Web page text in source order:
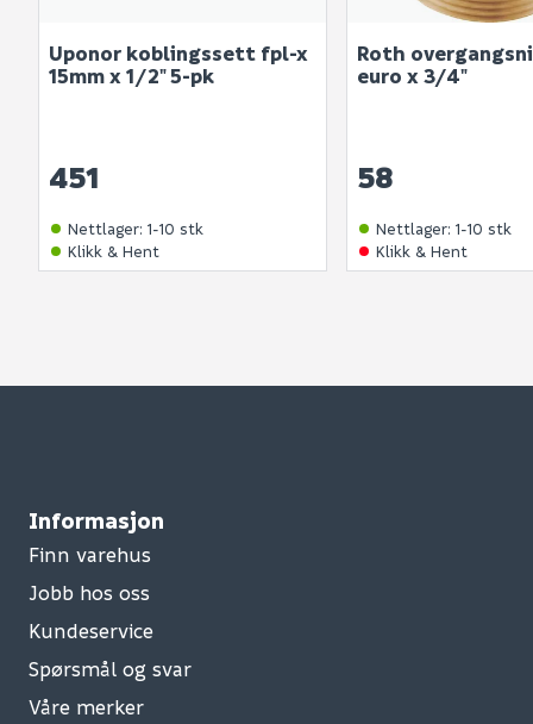
Uponor koblingssett fpl-x
15mm x 1/2" 5-pk
451
Nettlager: 1-10 stk
Klikk & Hent
Roth
euro x 3/4"
58
Nettlager:1-10 stk
Klikk & Hent
Informasjon
Finn varehus
Jobb hos oss
Kundeservice
Spørsmål og svar
Våre merker